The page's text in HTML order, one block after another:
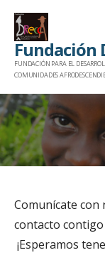
Saltar
contenido
Fundación
FUNDACIÓN PARA EL
COMUNIDADES
Comunícate
contacto
¡Esperamos